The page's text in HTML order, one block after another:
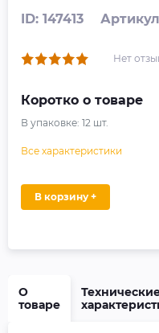
ID: 147413
Нет
Коротко о товаре
В упаковке: 12 шт.
Все характеристики
В корзину +
О
товаре